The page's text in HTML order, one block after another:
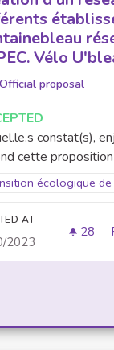
DE L'IEP
Vélo
Official proposal
constat(s),
cette proposition
results for scope:
écologique
AT
2023
28